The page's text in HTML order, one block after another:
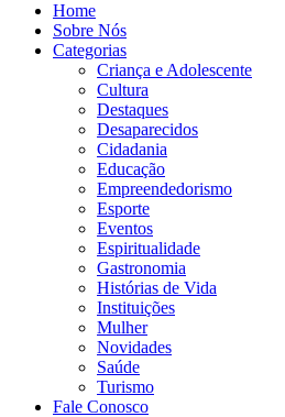
Home
Sobre Nós
Categorias
Criança e Adolescente
Cultura
Destaques
Desaparecidos
Cidadania
Educação
Empreendedorismo
Esporte
Eventos
Espiritualidade
Gastronomia
Histórias de Vida
Instituições
Mulher
Novidades
Saúde
Turismo
Fale Conosco